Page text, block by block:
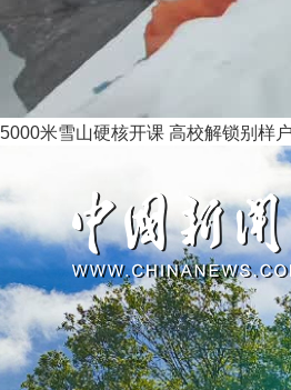
5000米雪山硬核开课 高校解锁别样